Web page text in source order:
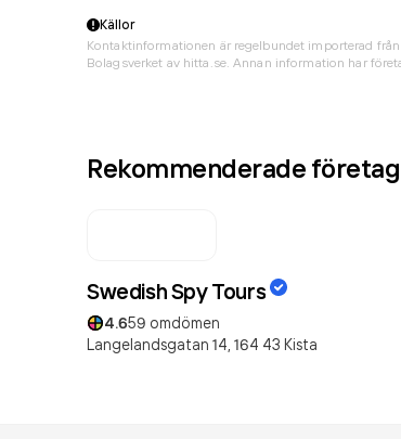
Källor
Kontaktinformationen är regelbundet importerad
Bolagsverket av hitta.se. Annan information har
Rekommenderade företag
Swedish Spy Tours
4.659 omdömen
Langelandsgatan 14, 164 43 Kista